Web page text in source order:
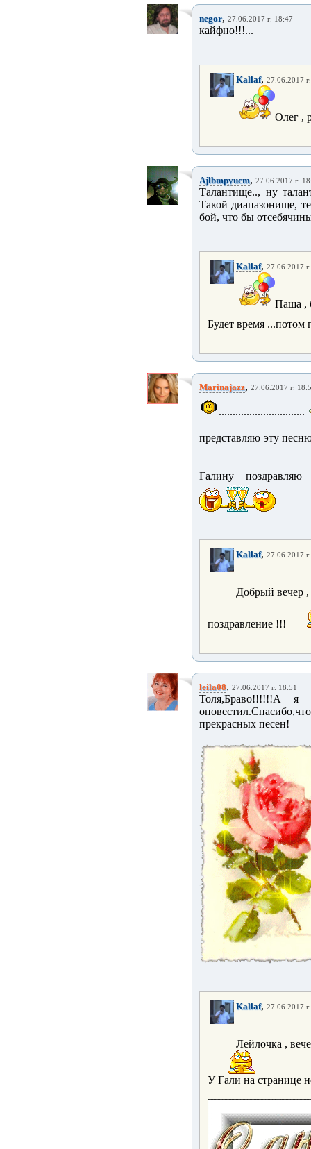
negor, 27.06.2017 г. 18:47
кайфно!!!...
Kallaf, 27.06.2017
Олег ,
Ajlbmpyucm, 27.06.2017 г.
Талантище.., ну
Такой диапазонище,
бой, что бы
Kallaf, 27.06.2017
Паша ,
Будет время
Marinajazz, 27.06.2017 г.
...............................
представляю эту
Галину
Kallaf, 27.06.2017
Добрый вечер
поздравление !!!
leila08, 27.06.2017 г. 18:51
Толя,Браво!!!!!!А
прекрасных песен!
Kallaf, 27.06.2017
Лейлочка ,
У Гали на странице